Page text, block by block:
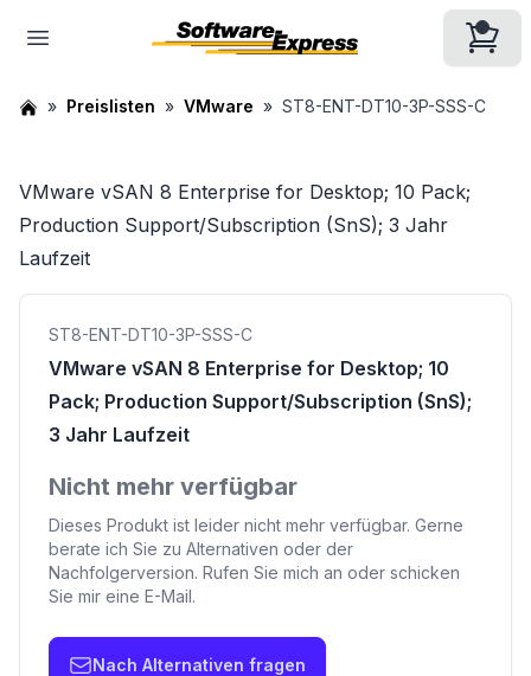
Preislisten VMware ST8-ENT-DT10-3P-SSS-C
VMware vSAN 8 Enterprise for Desktop; 10 Pack;
Production Support/Subscription (SnS); 3 Jahr
Laufzeit
ST8-ENT-DT10-3P-SSS-C
VMware vSAN 8 Enterprise for Desktop; 10
Pack; Production Support/Subscription (SnS);
3 Jahr Laufzeit
Nicht mehr verfügbar
Dieses Produkt ist leider nicht mehr verfügbar. Gerne
berate ich Sie zu Alternativen oder der
Nachfolgerversion. Rufen Sie mich an oder schicken
Sie mir eine E-Mail.
Nach Alternativen fragen